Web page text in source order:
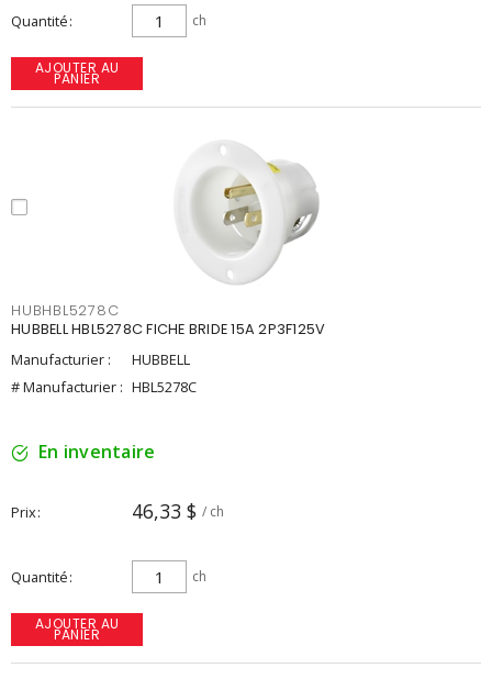
Quantité ch
AJOUTER AU
PANIER
HUBHBL5278C
HUBBELL HBL5278C FICHE BRIDE 15A 2P3F125V
Manufacturier :
HUBBELL
# Manufacturier : HBL5278C
En inventaire
Prix 46,33 $ / ch
Quantité ch
AJOUTER AU
PANIER